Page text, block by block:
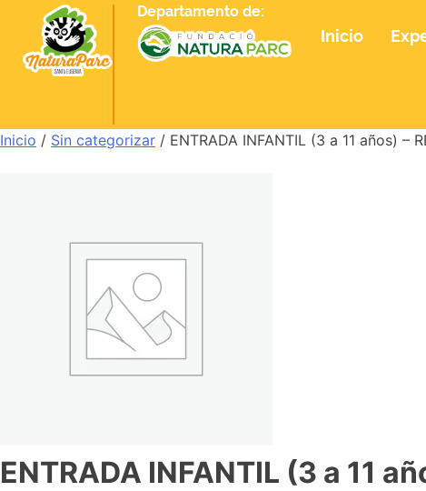
Departamento de:
Inicio
Inicio / Sin categorizar / ENTRADA INFANTIL (3 a 11 años) –
ENTRADA INFANTIL (3 a 11